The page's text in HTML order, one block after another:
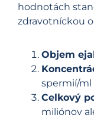
hodnotách
zdravotníckou
Objem
spermií/ml
Celkový
miliónov